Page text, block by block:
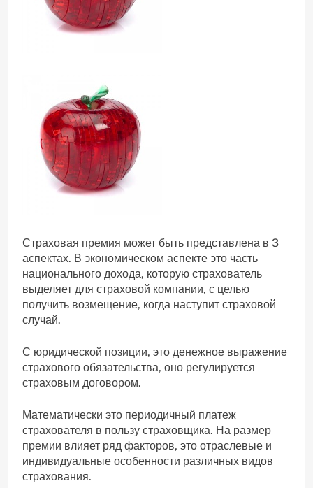
Страховая премия может быть представлена в 3
аспектах. В экономическом аспекте это часть
национального дохода, которую страхователь
выделяет для страховой компании, с целью
получить возмещение, когда наступит страховой
случай.
С юридической позиции, это денежное выражение
страхового обязательства, оно регулируется
страховым договором.
Математически это периодичный платеж
страхователя в пользу страховщика. На размер
премии влияет ряд факторов, это отраслевые и
индивидуальные особенности различных видов
страхования.